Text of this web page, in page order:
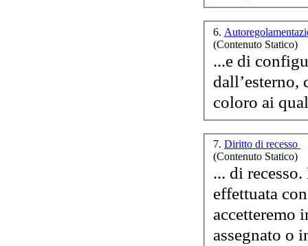
6.
(Contenuto Statico)
...e di
7. Diritto di recesso
(Contenuto Statico)
... di
effettuata
accetteremo
assegnato o